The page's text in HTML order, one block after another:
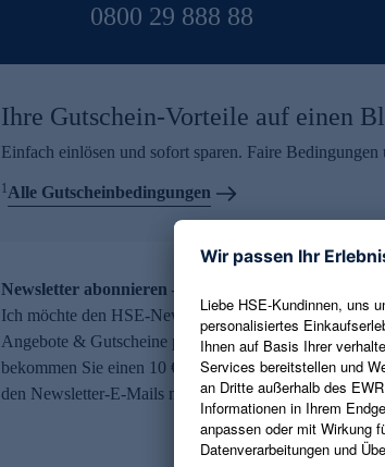
0800 29 888 88
Ihre Gutschein-Vorteile auf einen
Einfach einlösen und sofort sparen. Faire Bedingungen
1Alle Gutscheinbedingungen
Newsletter abonnieren – 10 € Gutschein erhalten
Ich möchte den HSE-Newsletter abonnieren und
Angebote & Gutscheine per E-Mail erhalten. Als
bekommen Sie einen 10 € Gutschein. Eine Abmeldung
den Newsletter-E-Mails möglich.